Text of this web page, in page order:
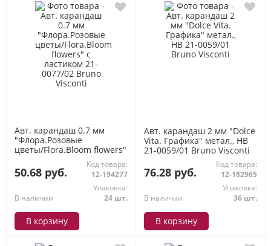
Авт. карандаш 0.7 мм
"Флора.Розовые
цветы/Flora.Bloom flowers"
с ластиком 21-0077/02
Bruno Visconti
50.68 руб.
Код товара:
12-194277
В наличии
Упаковка:
24 шт.
В корзину
Авт. карандаш 2 мм "Dolce
Vita. Графика" метал., HB
21-0059/01 Bruno Visconti
76.28 руб.
Код товара:
12-182965
В наличии
Упаковка:
36 шт.
В корзину